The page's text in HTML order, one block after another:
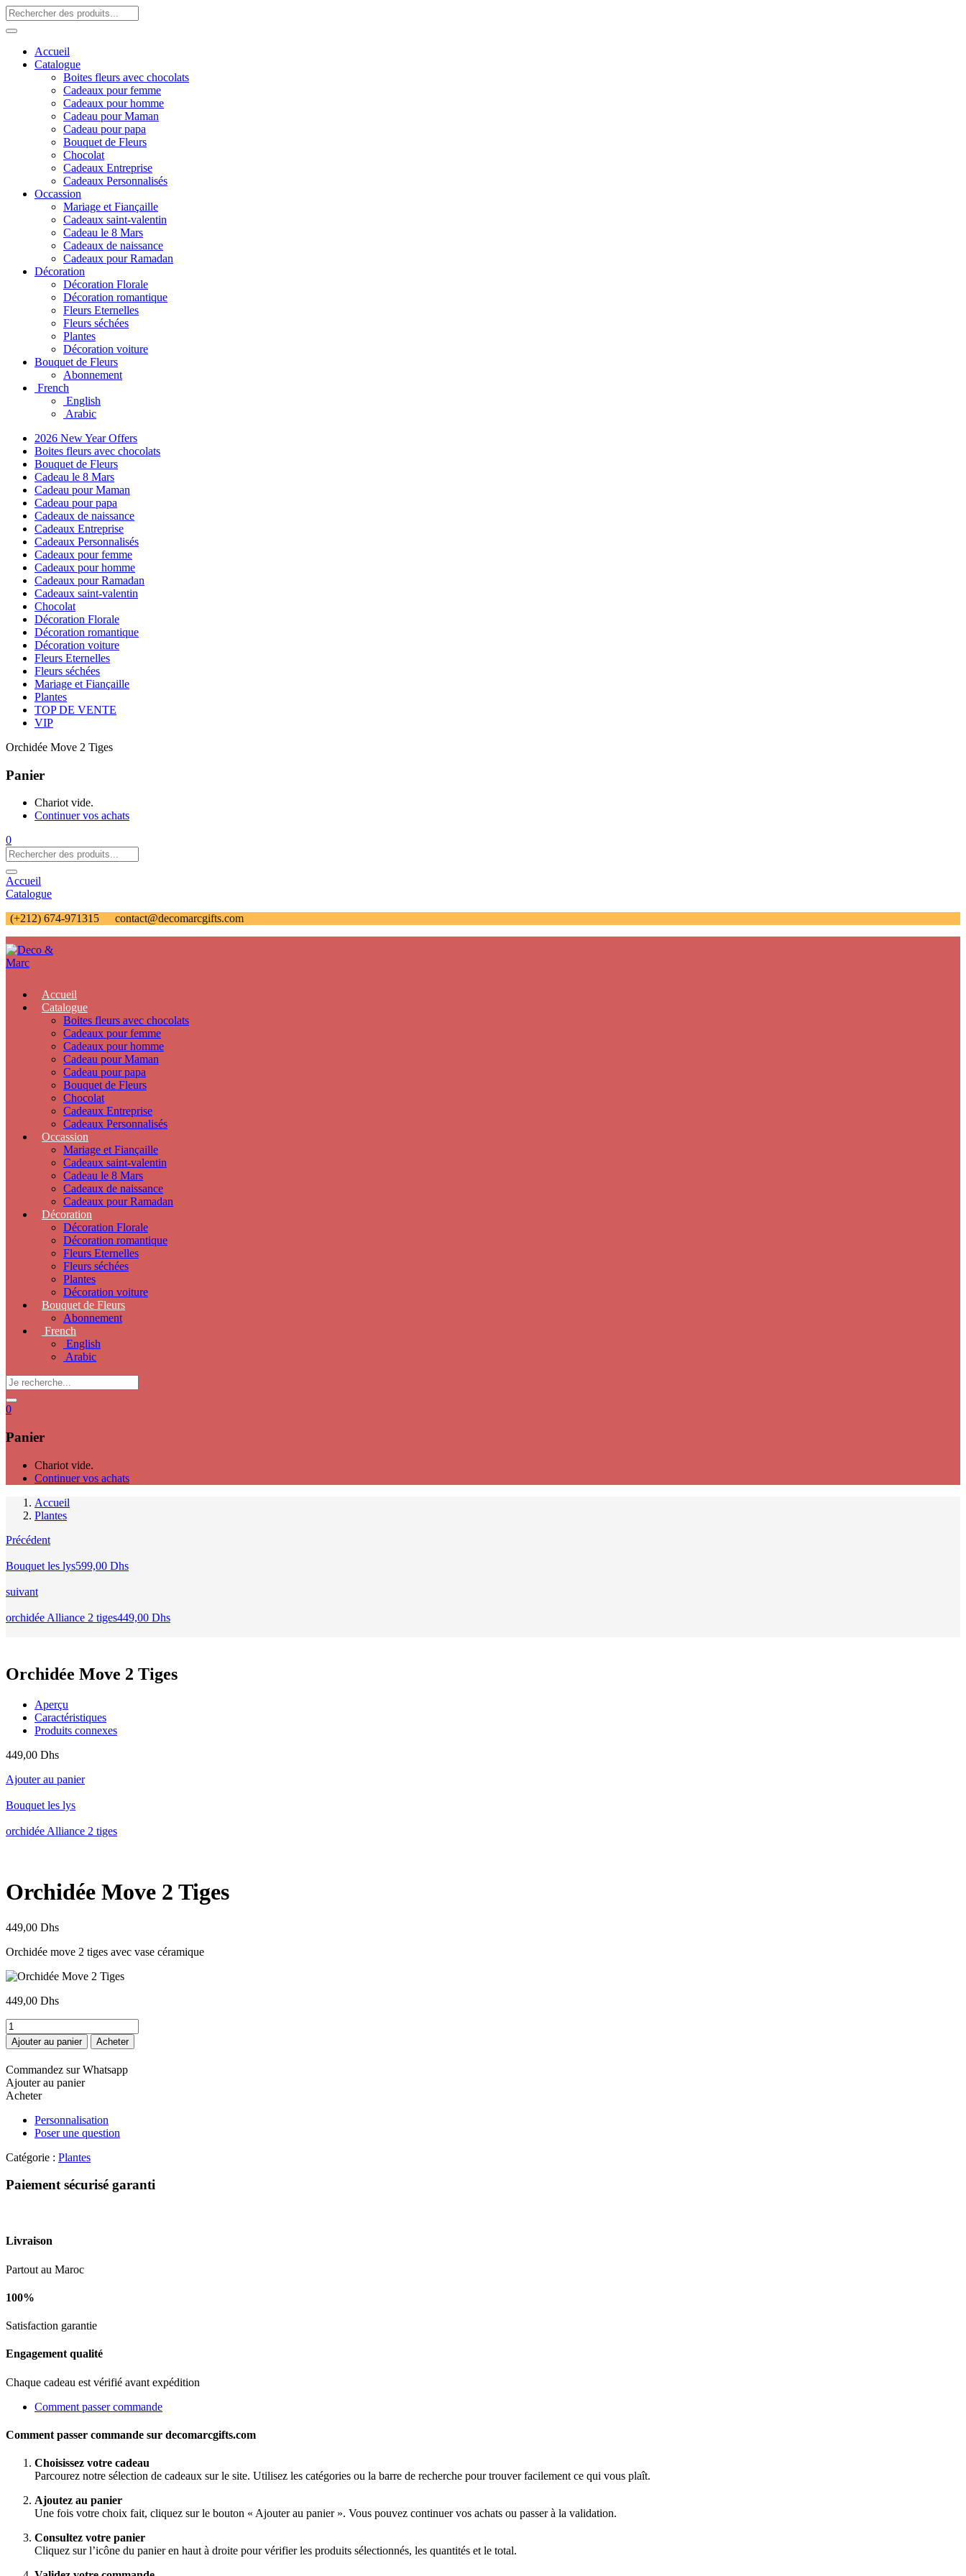
Accueil
Catalogue
Boites fleurs avec chocolats
Cadeaux pour femme
Cadeaux pour homme
Cadeau pour Maman
Cadeau pour papa
Bouquet de Fleurs
Chocolat
Cadeaux Entreprise
Cadeaux Personnalisés
Occassion
Mariage et Fiançaille
Cadeaux saint-valentin
Cadeau le 8 Mars
Cadeaux de naissance
Cadeaux pour Ramadan
Décoration
Décoration Florale
Décoration romantique
Fleurs Eternelles
Fleurs séchées
Plantes
Décoration voiture
Bouquet de Fleurs
Abonnement
French
English
Arabic
2026 New Year Offers
Boites fleurs avec chocolats
Bouquet de Fleurs
Cadeau le 8 Mars
Cadeau pour Maman
Cadeau pour papa
Cadeaux de naissance
Cadeaux Entreprise
Cadeaux Personnalisés
Cadeaux pour femme
Cadeaux pour homme
Cadeaux pour Ramadan
Cadeaux saint-valentin
Chocolat
Décoration Florale
Décoration romantique
Décoration voiture
Fleurs Eternelles
Fleurs séchées
Mariage et Fiançaille
Plantes
TOP DE VENTE
VIP
Orchidée Move 2 Tiges
Panier
Chariot vide.
Continuer vos achats
0
Accueil
Catalogue
(+212) 674-971315
contact@decomarcgifts.com
Accueil
Catalogue
Boites fleurs avec chocolats
Cadeaux pour femme
Cadeaux pour homme
Cadeau pour Maman
Cadeau pour papa
Bouquet de Fleurs
Chocolat
Cadeaux Entreprise
Cadeaux Personnalisés
Occassion
Mariage et Fiançaille
Cadeaux saint-valentin
Cadeau le 8 Mars
Cadeaux de naissance
Cadeaux pour Ramadan
Décoration
Décoration Florale
Décoration romantique
Fleurs Eternelles
Fleurs séchées
Plantes
Décoration voiture
Bouquet de Fleurs
Abonnement
French
English
Arabic
0
Panier
Chariot vide.
Continuer vos achats
Accueil
Plantes
Précédent
Bouquet les lys599,00 Dhs
suivant
orchidée Alliance 2 tiges449,00 Dhs
Orchidée Move 2 Tiges
Aperçu
Caractéristiques
Produits connexes
449,00 Dhs
Ajouter au panier
Bouquet les lys
orchidée Alliance 2 tiges
Orchidée Move 2 Tiges
449,00 Dhs
Orchidée move 2 tiges avec vase céramique
449,00 Dhs
quantité
de
Orchidée
Move
2
Tiges
Ajouter au panier Acheter
Commandez sur Whatsapp
Ajouter au panier
Acheter
Personnalisation
Poser une question
Catégorie : Plantes
Paiement sécurisé garanti
Livraison
Partout au Maroc
100%
Satisfaction garantie
Engagement qualité
Chaque cadeau est vérifié avant expédition
Comment passer commande
Comment passer commande sur decomarcgifts.com
Choisissez votre cadeau
Parcourez notre sélection de cadeaux sur le site. Utilisez les catégories ou la barre de recherche pour trouver facilement ce qui vous plaît.
Ajoutez au panier
Une fois votre choix fait, cliquez sur le bouton « Ajouter au panier ». Vous pouvez continuer vos achats ou passer à la validation.
Consultez votre panier
Cliquez sur l’icône du panier en haut à droite pour vérifier les produits sélectionnés, les quantités et le total.